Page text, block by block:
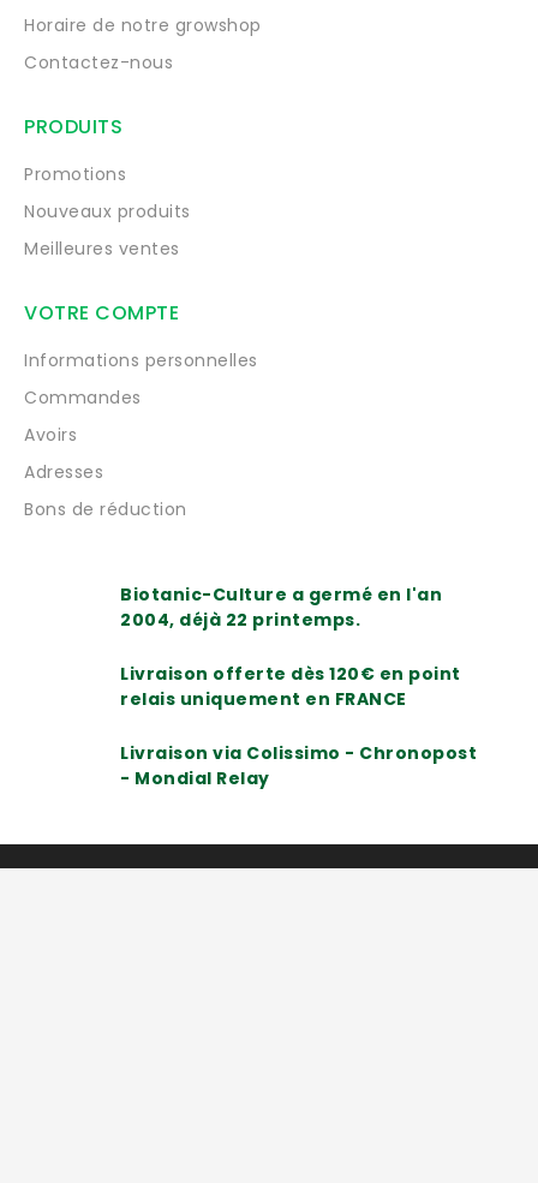
Horaire de notre growshop
Contactez-nous
PRODUITS
Promotions
Nouveaux produits
Meilleures ventes
VOTRE COMPTE
Informations personnelles
Commandes
Avoirs
Adresses
Bons de réduction
Biotanic-Culture a germé en l'an
2004, déjà 22 printemps.
Livraison offerte dès 120€ en point
relais uniquement en FRANCE
Livraison via Colissimo - Chronopost
- Mondial Relay